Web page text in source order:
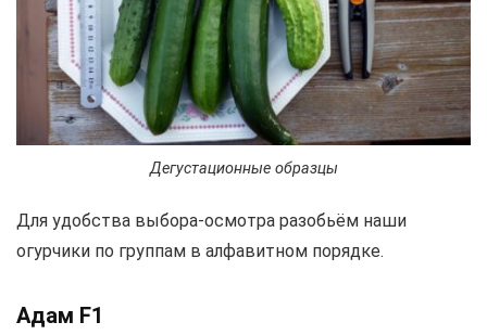
Дегустационные образцы
Для удобства выбора-осмотра разобьём наши
огурчики по группам в алфавитном порядке.
Адам F1